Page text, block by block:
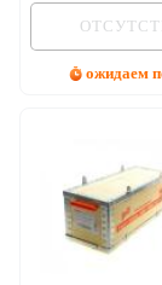
ожидаем